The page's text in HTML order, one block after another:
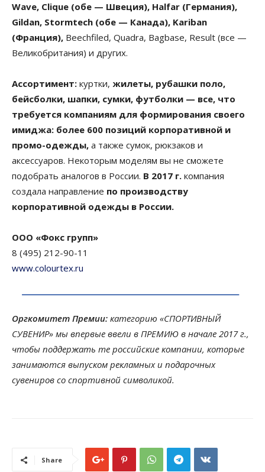
Wave, Clique (обе — Швеция), Halfar (Германия),
Gildan, Stormtech (обе — Канада), Kariban
(Франция), Beechfiled, Quadra, Bagbase, Result (все —
Великобритания) и других.
Ассортимент: куртки, жилеты, рубашки поло,
бейсболки, шапки, сумки, футболки — все, что
требуется компаниям для формирования своего
имиджа: более 600 позиций корпоративной и
промо-одежды, а также сумок, рюкзаков и
аксессуаров. Некоторым моделям вы не сможете
подобрать аналогов в России. В 2017 г. компания
создала направление по производству
корпоративной одежды в России.
ООО «Фокс групп»
8 (495) 212-90-11
www.colourtex.ru
Оргкомитет Премии: категорию «СПОРТИВНЫЙ
СУВЕНИР» мы впервые ввели в ПРЕМИЮ в начале 2017 г.,
чтобы поддержать те российские компании, которые
занимаются выпуском рекламных и подарочных
сувениров со спортивной символикой.
Share